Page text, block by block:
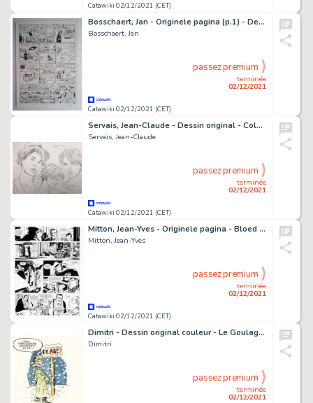
Catawiki 02/12/2021 (CET)
Bosschaert, Jan - Originele pagina (p.1) - De geverniste vernepelingskes - Gag met Phaedra Hoste
Bosschaert, Jan
Catawiki 02/12/2021 (CET)
terminée
02/12/2021
passez premium
Servais, Jean-Claude - Dessin original - Colette 20 ans
Servais, Jean-Claude
Catawiki 02/12/2021 (CET)
terminée
02/12/2021
passez premium
Mitton, Jean-Yves - Originele pagina - Bloed en Stilte 5 - De zeven pijlers - (1991)
Mitton, Jean-Yves
Catawiki 02/12/2021 (CET)
terminée
02/12/2021
passez premium
Dimitri - Dessin original couleur - Le Goulag T11 - Exocet nous voilÃ ! - Page titre - (1991)
Dimitri
terminée
02/12/2021
passez premium